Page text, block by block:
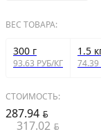
ВЕС ТОВАРА:
300 г
93.63 РУБ/КГ
1.5
СТОИМОСТЬ:
287.94 BYN
317.02 BYN